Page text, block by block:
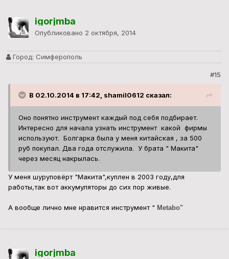
igorjmba
Опубликовано 2 октября, 2014
Город: Симферополь
#15
В 02.10.2014 в 17:42, shamil0612 сказал:
Оно понятно инструмент каждый под себя подбирает.
Интересно для начала узнать инструмент какой фирмы
используют. Болгарка была у меня китайская , за 500
руб покупал. Два года отслужила. У брата " Макита"
через месяц накрылась.
У меня шуруповёрт "Макита",куплен в 2003 году,для
работы,так вот аккумуляторы до сих пор живые.
А вообще лично мне нравится инструмент " Metabo"
igorjmba